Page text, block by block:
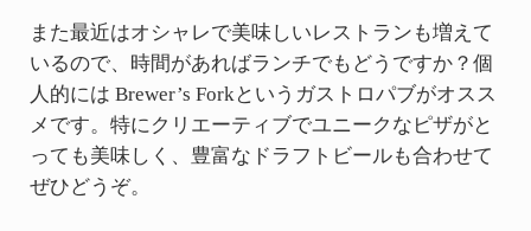
また最近はオシャレで美味しいレストランも増えて
いるので、時間があればランチでもどうですか？個
人的には Brewer’s Forkというガストロパブがオスス
メです。特にクリエーティブでユニークなピザがと
っても美味しく、豊富なドラフトビールも合わせて
ぜひどうぞ。